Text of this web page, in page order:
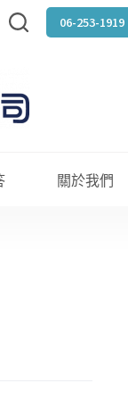
06-253-1919
關於我們